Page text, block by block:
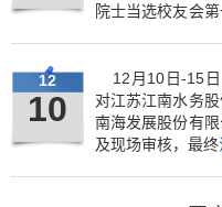
院士当选校友会
12
10
12月10日-15
对江苏江南水务
南海发展股份有
及现场审核，最终